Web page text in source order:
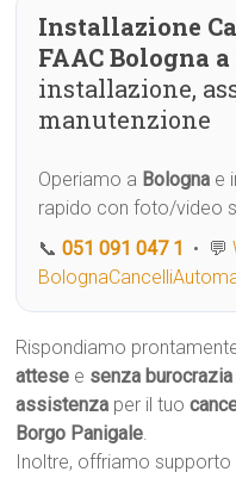
Installazione
FAAC Bologna
installazione,
manutenzione
Operiamo a Bologna e
rapido con foto/video
📞051 091 047 1 • 💬
Rispondiamo
attese e senza
assistenza per il tuo
Borgo Panigale.
Inoltre, offriamo